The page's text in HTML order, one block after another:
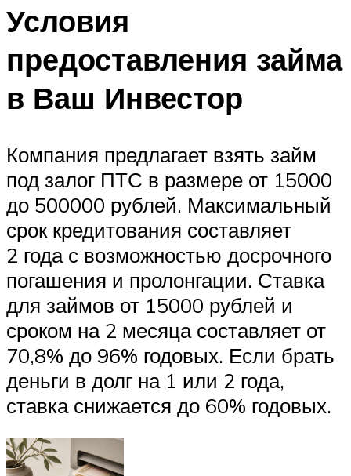
Условия
предоставления займа
в Ваш Инвестор
Компания предлагает взять займ
под залог ПТС в размере от 15000
до 500000 рублей. Максимальный
срок кредитования составляет
2 года с возможностью досрочного
погашения и пролонгации. Ставка
для займов от 15000 рублей и
сроком на 2 месяца составляет от
70,8% до 96% годовых. Если брать
деньги в долг на 1 или 2 года,
ставка снижается до 60% годовых.